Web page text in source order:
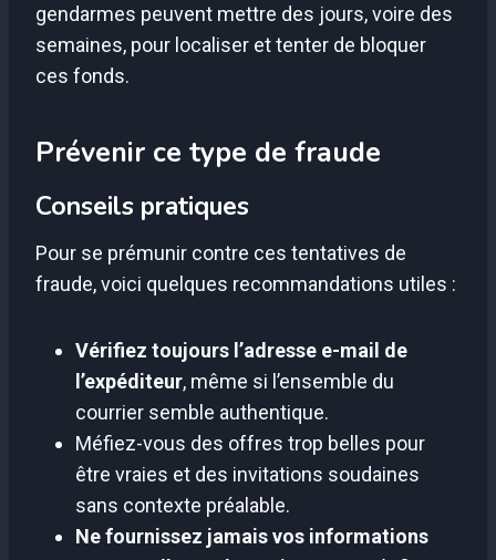
gendarmes peuvent mettre des jours, voire des
semaines, pour localiser et tenter de bloquer
ces fonds.
Prévenir ce type de fraude
Conseils pratiques
Pour se prémunir contre ces tentatives de
fraude, voici quelques recommandations utiles :
Vérifiez toujours l’adresse e-mail de
l’expéditeur, même si l’ensemble du
courrier semble authentique.
Méfiez-vous des offres trop belles pour
être vraies et des invitations soudaines
sans contexte préalable.
Ne fournissez jamais vos informations